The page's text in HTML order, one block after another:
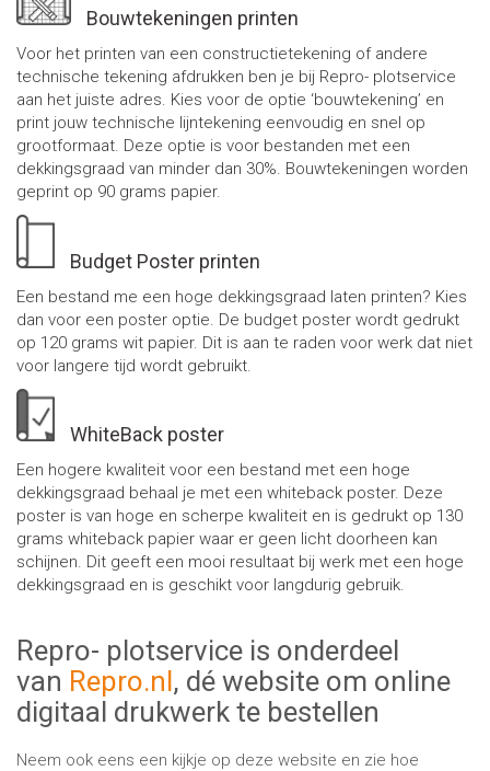
Bouwtekeningen printen
Voor het printen van een constructietekening of andere
technische tekening afdrukken ben je bij Repro- plotservice
aan het juiste adres. Kies voor de optie ‘bouwtekening’ en
print jouw technische lijntekening eenvoudig en snel op
grootformaat. Deze optie is voor bestanden met een
dekkingsgraad van minder dan 30%. Bouwtekeningen worden
geprint op 90 grams papier.
Budget Poster printen
Een bestand me een hoge dekkingsgraad laten printen? Kies
dan voor een poster optie. De budget poster wordt gedrukt
op 120 grams wit papier. Dit is aan te raden voor werk dat niet
voor langere tijd wordt gebruikt.
WhiteBack poster
Een hogere kwaliteit voor een bestand met een hoge
dekkingsgraad behaal je met een whiteback poster. Deze
poster is van hoge en scherpe kwaliteit en is gedrukt op 130
grams whiteback papier waar er geen licht doorheen kan
schijnen. Dit geeft een mooi resultaat bij werk met een hoge
dekkingsgraad en is geschikt voor langdurig gebruik.
Repro- plotservice is onderdeel
van Repro.nl, dé website om online
digitaal drukwerk te bestellen
Neem ook eens een kijkje op deze website en zie hoe